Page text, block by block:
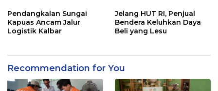
Pendangkalan Sungai
Kapuas Ancam Jalur
Logistik Kalbar
Jelang HUT RI, Penjual
Bendera Keluhkan Daya
Beli yang Lesu
Recommendation for You